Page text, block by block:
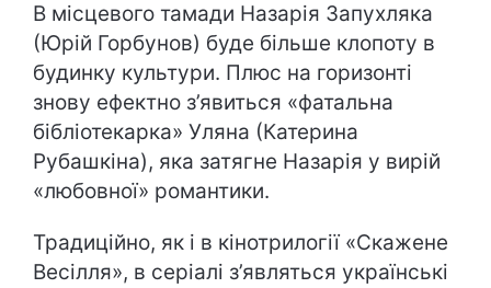
В місцевого тамади Назарія Запухляка
(Юрій Горбунов) буде більше клопоту в
будинку культури. Плюс на горизонті
знову ефектно з’явиться «фатальна
бібліотекарка» Уляна (Катерина
Рубашкіна), яка затягне Назарія у вирій
«любовної» романтики.
Традиційно, як і в кінотрилогії «Скажене
Весілля», в серіалі з’являться українські